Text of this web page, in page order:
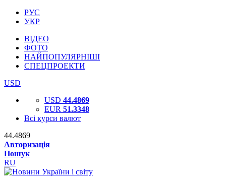
РУС
УКР
ВІДЕО
ФОТО
НАЙПОПУЛЯРНІШІ
СПЕЦПРОЕКТИ
USD
USD 44.4869
EUR 51.3348
Всі курси валют
44.4869
Авторизація
Пошук
RU